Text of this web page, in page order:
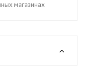
магазинах